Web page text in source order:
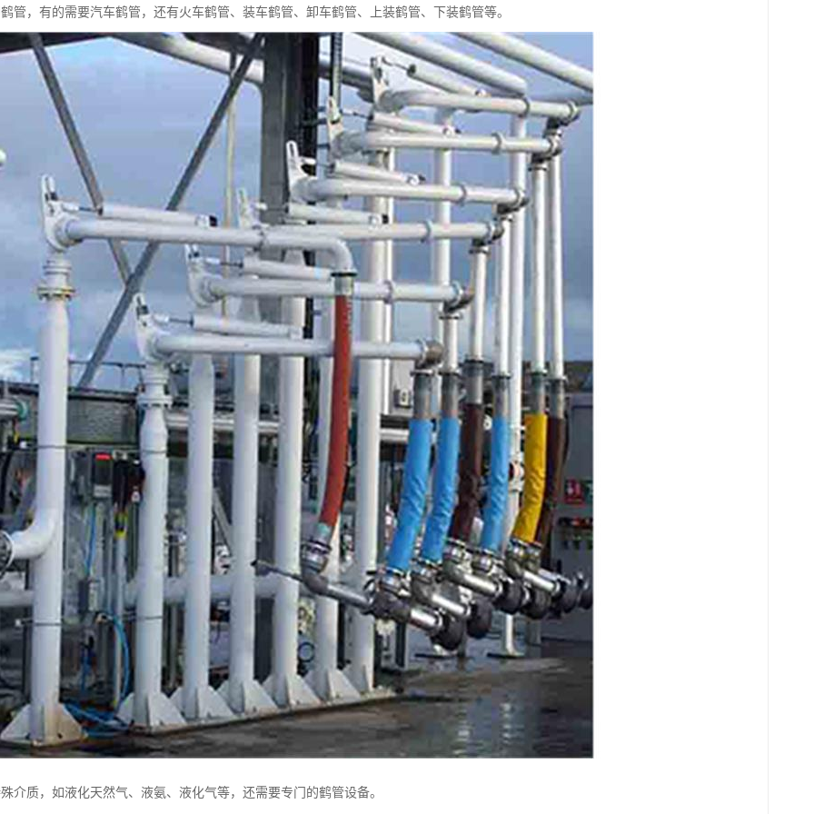
管，有的需要汽车鹤管，还有火车鹤管、装车鹤管、卸车鹤管、上装鹤管、下装鹤管等。
介质，如液化天然气、液氨、液化气等，还需要专门的鹤管设备。